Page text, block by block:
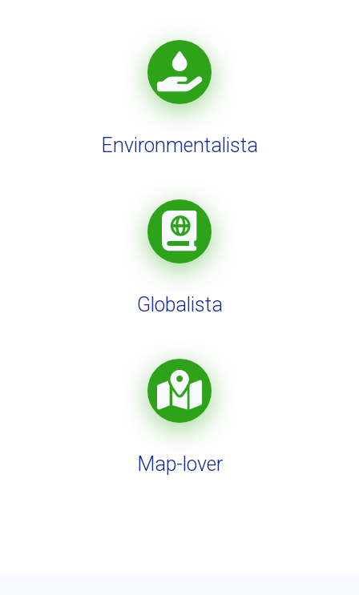
Environmentalista
Globalista
Map-lover